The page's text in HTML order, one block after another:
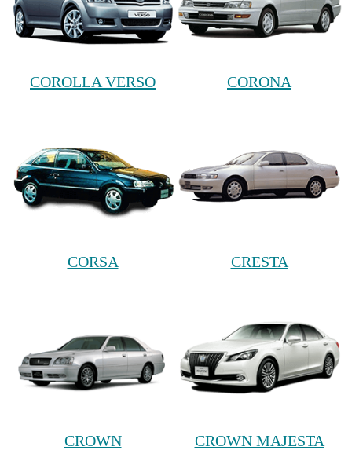
COROLLA VERSO CORONA
CORSA CRESTA
CROWN CROWN MAJESTA